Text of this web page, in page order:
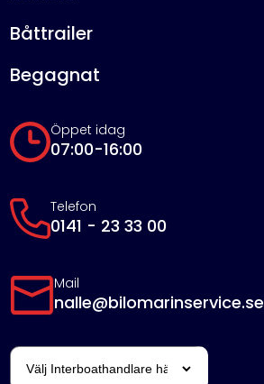
Öppet idag
07:00-16:00
Telefon
0141 - 23 33 00
Mail
nalle@bilomarinservice.se
Båttrailer
Begagnat